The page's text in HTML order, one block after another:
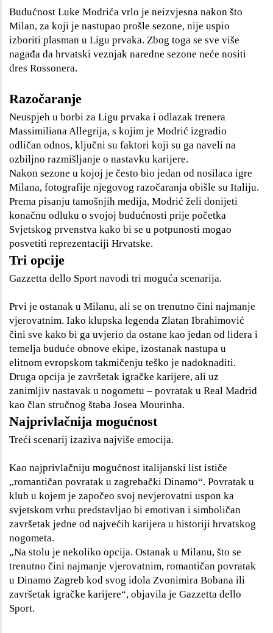
Budućnost Luke Modrića vrlo je neizvjesna nakon što
Milan, za koji je nastupao prošle sezone, nije uspio
izboriti plasman u Ligu prvaka. Zbog toga se sve više
nagađa da hrvatski veznjak naredne sezone neće nositi
dres Rossonera.
Razočaranje
Neuspjeh u borbi za Ligu prvaka i odlazak trenera
Massimiliana Allegrija, s kojim je Modrić izgradio
odličan odnos, ključni su faktori koji su ga naveli na
ozbiljno razmišljanje o nastavku karijere.
Nakon sezone u kojoj je često bio jedan od nosilaca igre
Milana, fotografije njegovog razočaranja obišle su Italiju.
Prema pisanju tamošnjih medija, Modrić želi donijeti
konačnu odluku o svojoj budućnosti prije početka
Svjetskog prvenstva kako bi se u potpunosti mogao
posvetiti reprezentaciji Hrvatske.
Tri opcije
Gazzetta dello Sport navodi tri moguća scenarija.
Prvi je ostanak u Milanu, ali se on trenutno čini najmanje
vjerovatnim. Iako klupska legenda Zlatan Ibrahimović
čini sve kako bi ga uvjerio da ostane kao jedan od lidera i
temelja buduće obnove ekipe, izostanak nastupa u
elitnom evropskom takmičenju teško je nadoknaditi.
Druga opcija je završetak igračke karijere, ali uz
zanimljiv nastavak u nogometu – povratak u Real Madrid
kao član stručnog štaba Josea Mourinha.
Najprivlačnija mogućnost
Treći scenarij izaziva najviše emocija.
Kao najprivlačniju mogućnost italijanski list ističe
„romantičan povratak u zagrebački Dinamo“. Povratak u
klub u kojem je započeo svoj nevjerovatni uspon ka
svjetskom vrhu predstavljao bi emotivan i simboličan
završetak jedne od najvećih karijera u historiji hrvatskog
nogometa.
„Na stolu je nekoliko opcija. Ostanak u Milanu, što se
trenutno čini najmanje vjerovatnim, romantičan povratak
u Dinamo Zagreb kod svog idola Zvonimira Bobana ili
završetak igračke karijere“, objavila je Gazzetta dello
Sport.